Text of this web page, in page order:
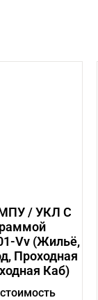
/ УКЛ С
Vv (жильё,
Проходная
Каб)